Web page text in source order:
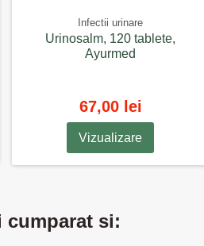
Infectii urinare
Urinosalm, 120 tablete,
Ayurmed
67,00 lei
Vizualizare
cumparat si: